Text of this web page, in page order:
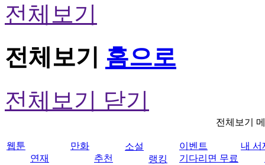
전체보기
전체보기 홈으로
전체보기 닫기
전체보기
웹툰
연재
만화
추천
소설
랭킹
이벤트
기다리면 무료
내 서